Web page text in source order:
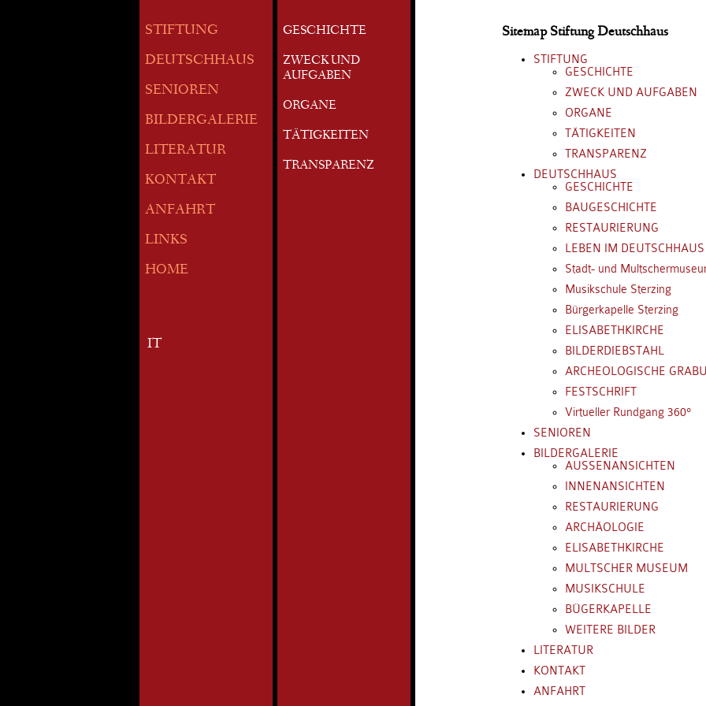
STIFTUNG
DEUTSCHHAUS
SENIOREN
BILDERGALERIE
LITERATUR
KONTAKT
ANFAHRT
LINKS
HOME
IT
GESCHICHTE
ZWECK UND
AUFGABEN
ORGANE
TÄTIGKEITEN
TRANSPARENZ
Sitemap Stiftung Deutschhaus
STIFTUNG
GESCHICHTE
ZWECK UND AUFGABEN
ORGANE
TÄTIGKEITEN
TRANSPARENZ
DEUTSCHHAUS
GESCHICHTE
BAUGESCHICHTE
RESTAURIERUNG
LEBEN IM DEUTSCHHAUS
Stadt- und
Musikschule Sterzing
Bürgerkapelle Sterzing
ELISABETHKIRCHE
BILDERDIEBSTAHL
ARCHEOLOGISCHE
FESTSCHRIFT
Virtueller Rundgang 360°
SENIOREN
BILDERGALERIE
AUSSENANSICHTEN
INNENANSICHTEN
RESTAURIERUNG
ARCHÄOLOGIE
ELISABETHKIRCHE
MULTSCHER MUSEUM
MUSIKSCHULE
BÜGERKAPELLE
WEITERE BILDER
LITERATUR
KONTAKT
ANFAHRT